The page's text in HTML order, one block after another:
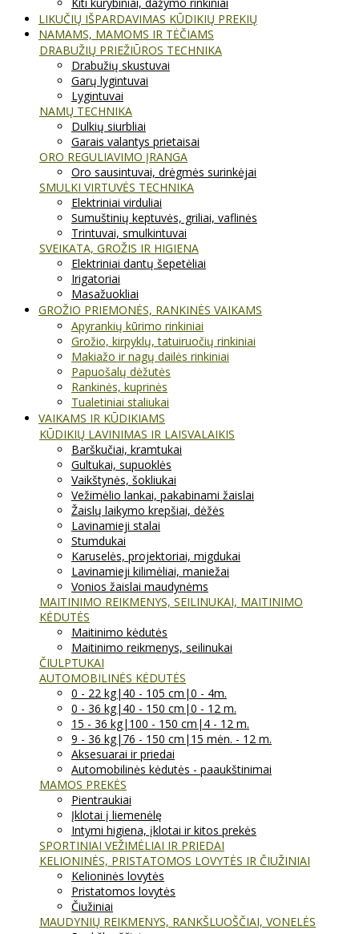
LIKUČIŲ IŠPARDAVIMAS KŪDIKIŲ PREKIŲ
NAMAMS, MAMOMS IR TĖČIAMS
DRABUŽIŲ PRIEŽIŪROS TECHNIKA
Drabužių skustuvai
Garų lygintuvai
Lygintuvai
NAMŲ TECHNIKA
Dulkių siurbliai
Garais valantys prietaisai
ORO REGULIAVIMO ĮRANGA
Oro sausintuvai, drėgmės surinkėjai
SMULKI VIRTUVĖS TECHNIKA
Elektriniai virduliai
Sumuštinių keptuvės, griliai, vaflinės
Trintuvai, smulkintuvai
SVEIKATA, GROŽIS IR HIGIENA
Elektriniai dantų šepetėliai
Irigatoriai
Masažuokliai
GROŽIO PRIEMONĖS, RANKINĖS VAIKAMS
Apyrankių kūrimo rinkiniai
Grožio, kirpyklų, tatuiruočių rinkiniai
Makiažo ir nagų dailės rinkiniai
Papuošalų dėžutės
Rankinės, kuprinės
Tualetiniai staliukai
VAIKAMS IR KŪDIKIAMS
KŪDIKIŲ LAVINIMAS IR LAISVALAIKIS
Barškučiai, kramtukai
Gultukai, supuoklės
Vaikštynės, šokliukai
Vežimėlio lankai, pakabinami žaislai
Žaislų laikymo krepšiai, dėžės
Lavinamieji stalai
Stumdukai
Karuselės, projektoriai, migdukai
Lavinamieji kilimėliai, maniežai
Vonios žaislai maudynėms
MAITINIMO REIKMENYS, SEILINUKAI, MAITINIMO
KĖDUTĖS
Maitinimo kėdutės
Maitinimo reikmenys, seilinukai
ČIULPTUKAI
AUTOMOBILINĖS KĖDUTĖS
0 - 22 kg|40 - 105 cm|0 - 4m.
0 - 36 kg|40 - 150 cm|0 - 12 m.
15 - 36 kg|100 - 150 cm|4 - 12 m.
9 - 36 kg|76 - 150 cm|15 mėn. - 12 m.
Aksesuarai ir priedai
Automobilinės kėdutės - paaukštinimai
MAMOS PREKĖS
Pientraukiai
Įklotai į liemenėlę
Intymi higiena, įklotai ir kitos prekės
SPORTINIAI VEŽIMĖLIAI IR PRIEDAI
KELIONINĖS, PRISTATOMOS LOVYTĖS IR ČIUŽINIAI
Kelioninės lovytės
Pristatomos lovytės
Čiužiniai
MAUDYNIŲ REIKMENYS, RANKŠLUOŠČIAI, VONELĖS